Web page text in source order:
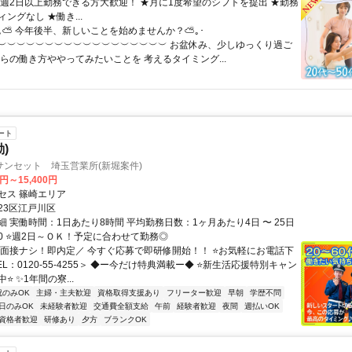
2日以上勤務できる方大歓迎！ ★月に1度希望のシフトを提出 ★勤務
ングなし ★働き...
⛅ 今年後半、新しいことを始めませんか？⛅｡･
お盆休み、少しゆっくり過ご
の働き方ややってみたいことを 考えるタイミング...
ト
)
ンセット 埼玉営業所(新堀案件)
～15,400円
ス 篠崎エリア
区江戸川区
実働時間：1日あたり8時間 平均勤務日数：1ヶ月あたり4日 〜 25日
⭐週2日～ＯＫ！予定に合わせて勤務◎
接ナシ！即内定／ 今すぐ応募で即研修開始！！ ⭐お気軽にお電話下
：0120-55-4255＞ ◆ー今だけ特典満載ー◆ ⭐新生活応援特別キャン
⭐ ✨1年間の寮...
のみOK 主婦・主夫歓迎 資格取得支援あり フリーター歓迎 早朝
学歴不問
のみOK
未経験者歓迎 交通費全額支給 午前 経験者歓迎 夜間
週払いOK
格者歓迎
研修あり 夕方 ブランクOK